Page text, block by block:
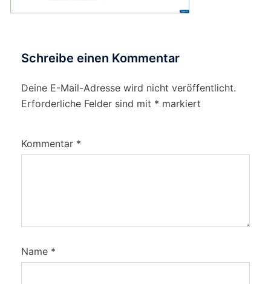
Schreibe einen Kommentar
Deine E-Mail-Adresse wird nicht veröffentlicht.
Erforderliche Felder sind mit * markiert
Kommentar *
Name *